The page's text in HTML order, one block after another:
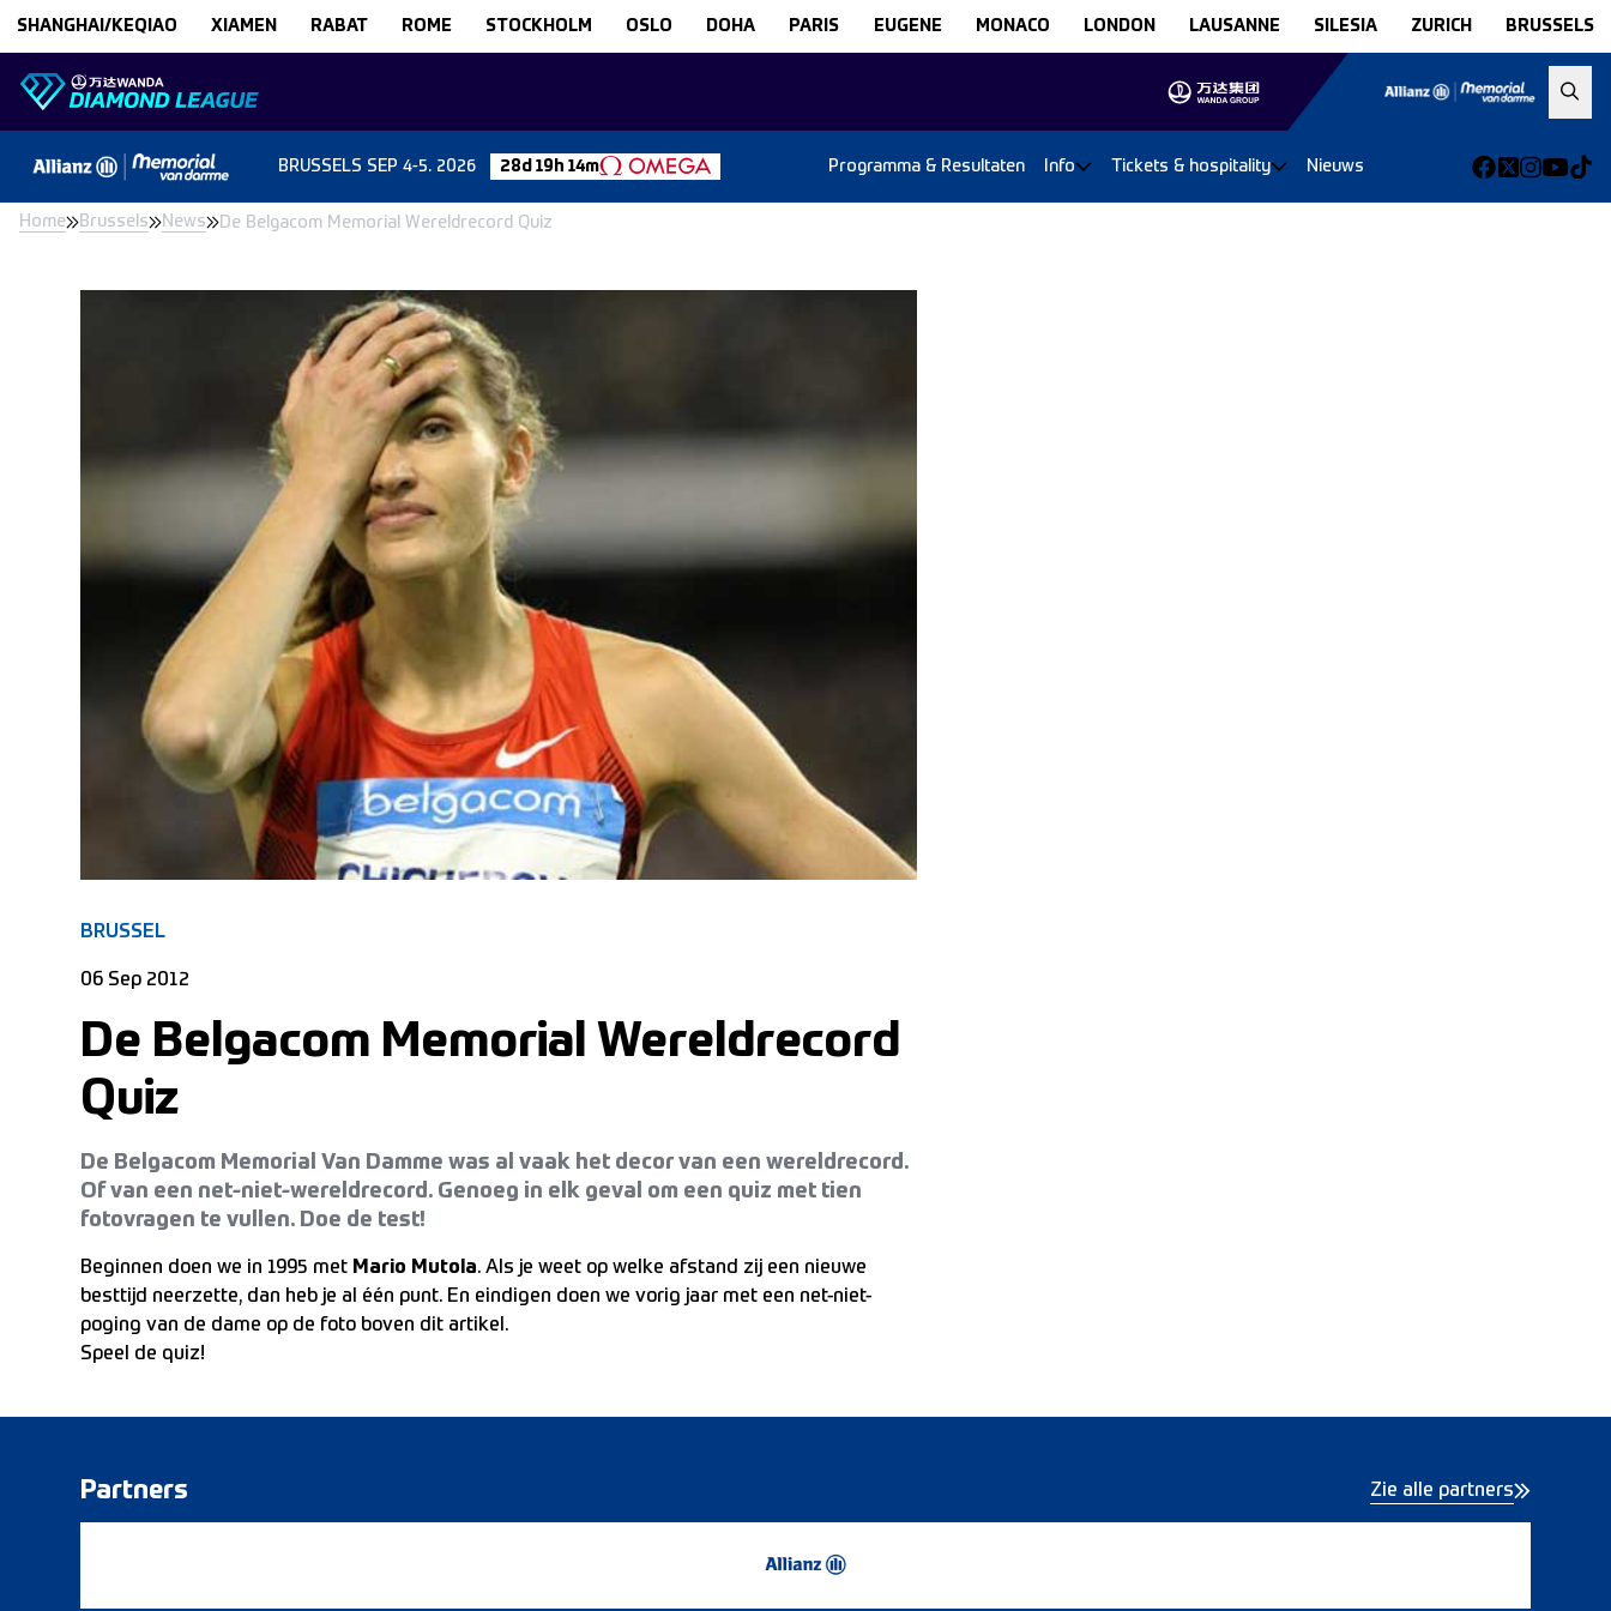
SHANGHAI/KEQIAO XIAMEN RABAT ROME STOCKHOLM OSLO DOHA PARIS EUGENE MONACO LONDON LAUSANNE SILESIA ZURICH BRUSSELS
BRUSSELS SEP 4-5. 2026 28d 19h 14m Programma & Resultaten Info Tickets & hospitality Nieuws
Home Brussels News De Belgacom Memorial Wereldrecord Quiz
BRUSSEL
06 Sep 2012
De Belgacom Memorial Wereldrecord
Quiz
De Belgacom Memorial Van Damme was al vaak het decor van een wereldrecord.
Of van een net-niet-wereldrecord. Genoeg in elk geval om een quiz met tien
fotovragen te vullen. Doe de test!
Beginnen doen we in 1995 met Mario Mutola. Als je weet op welke afstand zij een nieuwe
besttijd neerzette, dan heb je al één punt. En eindigen doen we vorig jaar met een net-niet-
poging van de dame op de foto boven dit artikel.
Speel de quiz!
Partners Zie alle partners